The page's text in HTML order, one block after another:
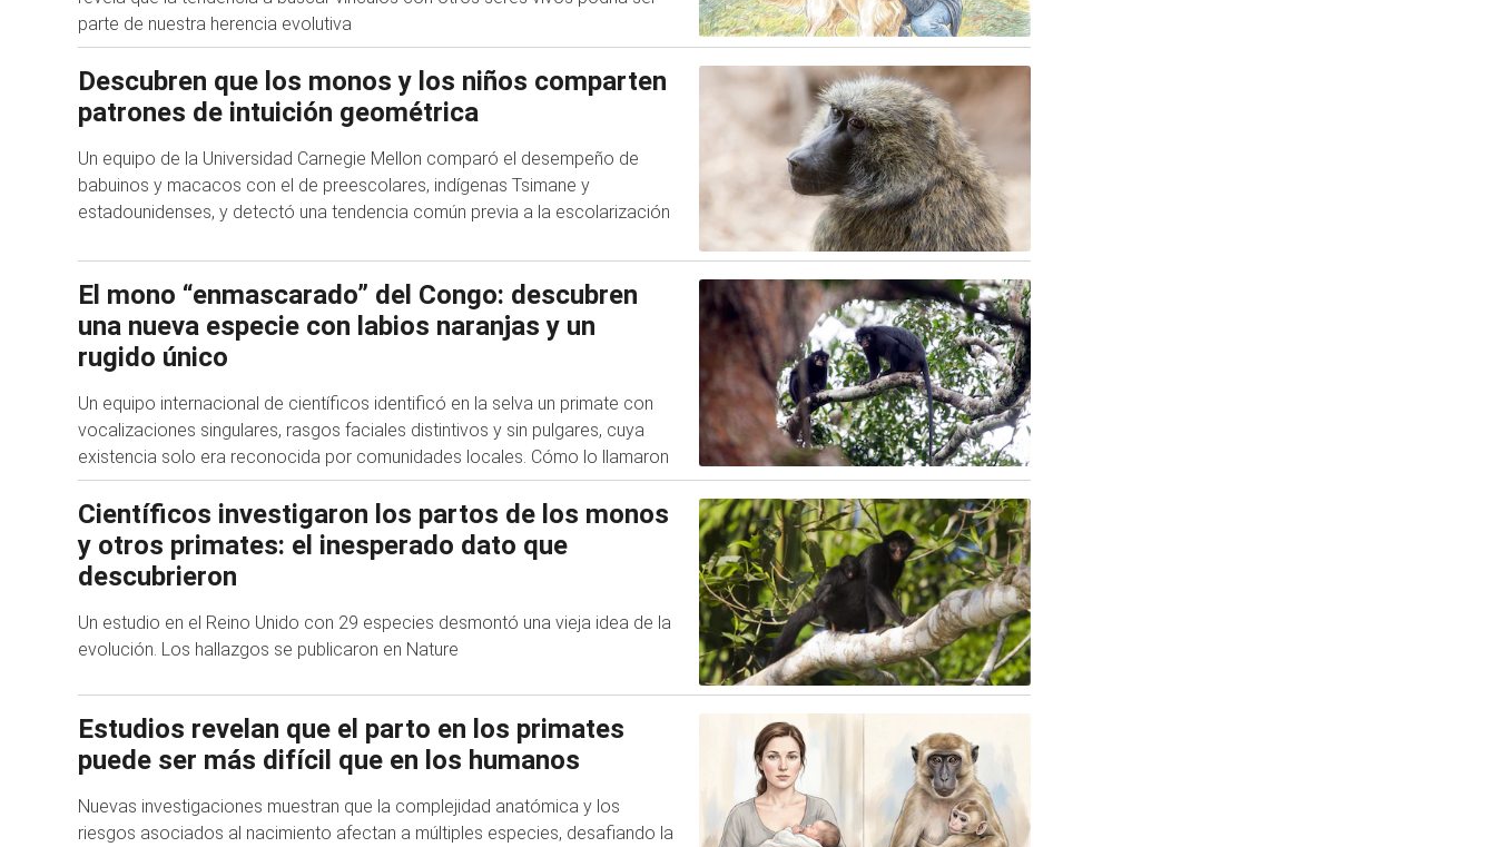
parte de nuestra herencia evolutiva
Descubren que los monos y los niños comparten
patrones de intuición geométrica
Un equipo de la Universidad Carnegie Mellon comparó el desempeño de
babuinos y macacos con el de preescolares, indígenas Tsimane y
estadounidenses, y detectó una tendencia común previa a la escolarización
El mono “enmascarado” del Congo: descubren
una nueva especie con labios naranjas y un
rugido único
Un equipo internacional de científicos identificó en la selva un primate con
vocalizaciones singulares, rasgos faciales distintivos y sin pulgares, cuya
existencia solo era reconocida por comunidades locales. Cómo lo llamaron
Científicos investigaron los partos de los monos
y otros primates: el inesperado dato que
descubrieron
Un estudio en el Reino Unido con 29 especies desmontó una vieja idea de la
evolución. Los hallazgos se publicaron en Nature
Estudios revelan que el parto en los primates
puede ser más difícil que en los humanos
Nuevas investigaciones muestran que la complejidad anatómica y los
riesgos asociados al nacimiento afectan a múltiples especies, desafiando la